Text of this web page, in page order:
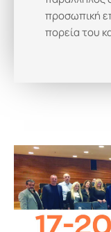
προσωπική
πορεία του